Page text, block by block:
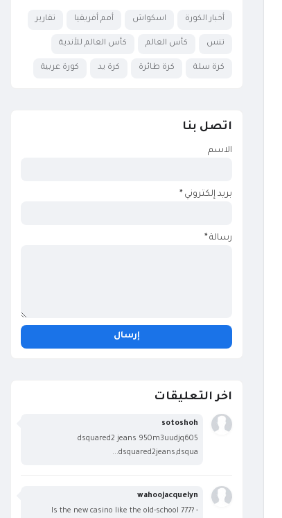
أخبار الكورة اسكواش أمم أفريقيا تقارير
تنس كأس العالم كأس العالم للأندية
كرة سلة كرة طائرة كرة يد كورة عربية
اتصل بنا
الاسم
بريد إلكتروني*
رسالة*
اخر التعليقات
sotoshoh
dsquared2 jeans 950m3uudjq605
dsquared2jeans,dsqua...
wahoojacquelyn
Is the new casino like the old-school 777? -